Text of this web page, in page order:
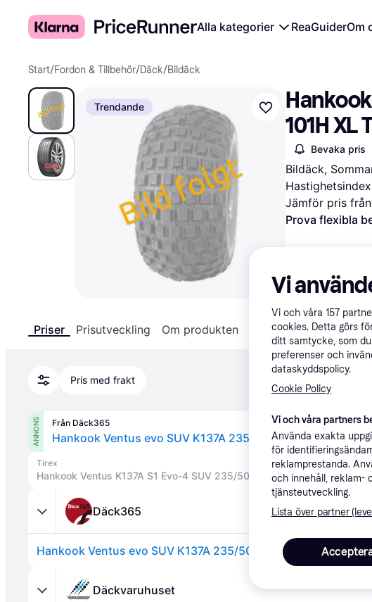
Alla kategorier ReaGuiderOm
Start/Fordon & Tillbehör/Däck/Bildäck
Trendande
101H XL
Bevaka pris
Bildäck,
Jämför pris från
Prova flexibla
Priser Prisutveckling Om produkten Specifikationer
Pris med frakt
ANNONS Från Däck365
Hankook Ventus evo SUV K137A 235/50R18 101H XL
Tirex
Hankook Ventus K137A S1 Evo-4 SUV 235/50 R18 101H XL +
Däck365
Hankook Ventus evo SUV K137A 235/50R18 101H XL
Däckvaruhuset
Vi
Vi och våra 157
cookies. Detta görs
ditt samtycke, som
preferenser och
dataskyddspolicy.
Cookie Policy
Vi och våra partners
Använda exakta
för
reklamprestanda.
och innehåll, reklam-
tjänsteutveckling.
Lista över partner